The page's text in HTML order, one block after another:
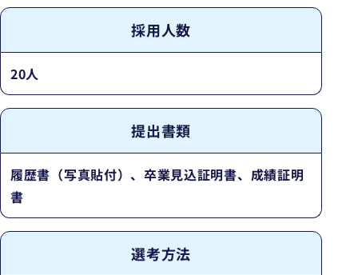
採用人数
20人
提出書類
履歴書（写真貼付）、卒業見込証明書、成績証明
書
選考方法